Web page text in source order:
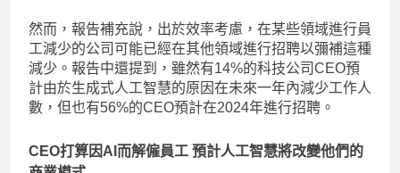
然而，報告補充說，出於效率考慮，在某些領域進行員
工減少的公司可能已經在其他領域進行招聘以彌補這種
減少。報告中還提到，雖然有14%的科技公司CEO預
計由於生成式人工智慧的原因在未來一年內減少工作人
數，但也有56%的CEO預計在2024年進行招聘。
CEO打算因AI而解僱員工 預計人工智慧將改變他們的